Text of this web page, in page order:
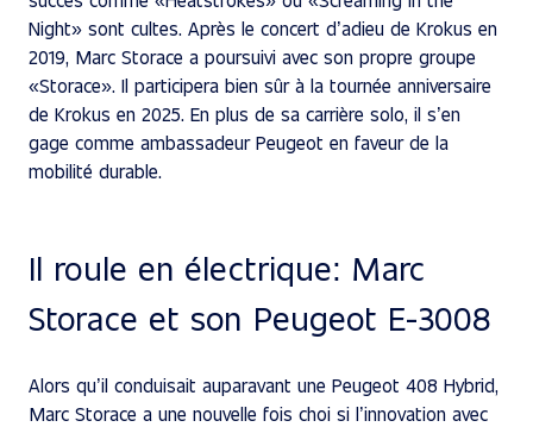
Night» sont cultes. Après le concert d’adieu de Krokus en
2019, Marc Storace a poursuivi avec son propre groupe
«Storace». Il participera bien sûr à la tournée anniversaire
de Krokus en 2025. En plus de sa carrière solo, il s’en
gage comme ambassadeur Peugeot en faveur de la
mobilité durable.
Il roule en électrique: Marc
Storace et son Peugeot E-3008
Alors qu’il conduisait auparavant une Peugeot 408 Hybrid,
Marc Storace a une nouvelle fois choi si l’innovation avec